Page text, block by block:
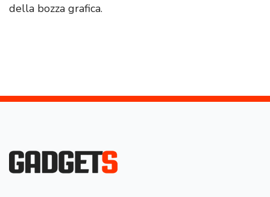
della bozza grafica.